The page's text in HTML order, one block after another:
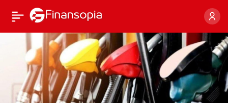
Benzin fiyatları son 4
yılın zirvesine yaklaşıyor
Paylaş